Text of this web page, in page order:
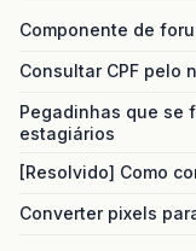
Componente de
Consultar CPF pelo
Pegadinhas que se
estagiários
[Resolvido] Como
Converter pixels